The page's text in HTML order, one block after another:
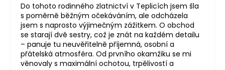
Do tohoto rodinného zlatnictví v Teplicích jsem šla
s poměrně běžným očekáváním, ale odcházela
jsem s naprosto výjimečným zážitkem. O obchod
se starají dvě sestry, což je znát na každém detailu
– panuje tu neuvěřitelně příjemná, osobní a
přátelská atmosféra. Od prvního okamžiku se mi
věnovaly s maximální ochotou, trpělivostí a